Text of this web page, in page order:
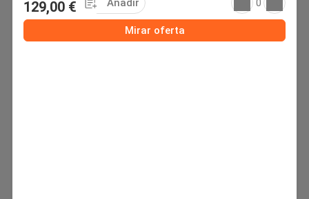
129,00 € Añadir 0
Mirar oferta